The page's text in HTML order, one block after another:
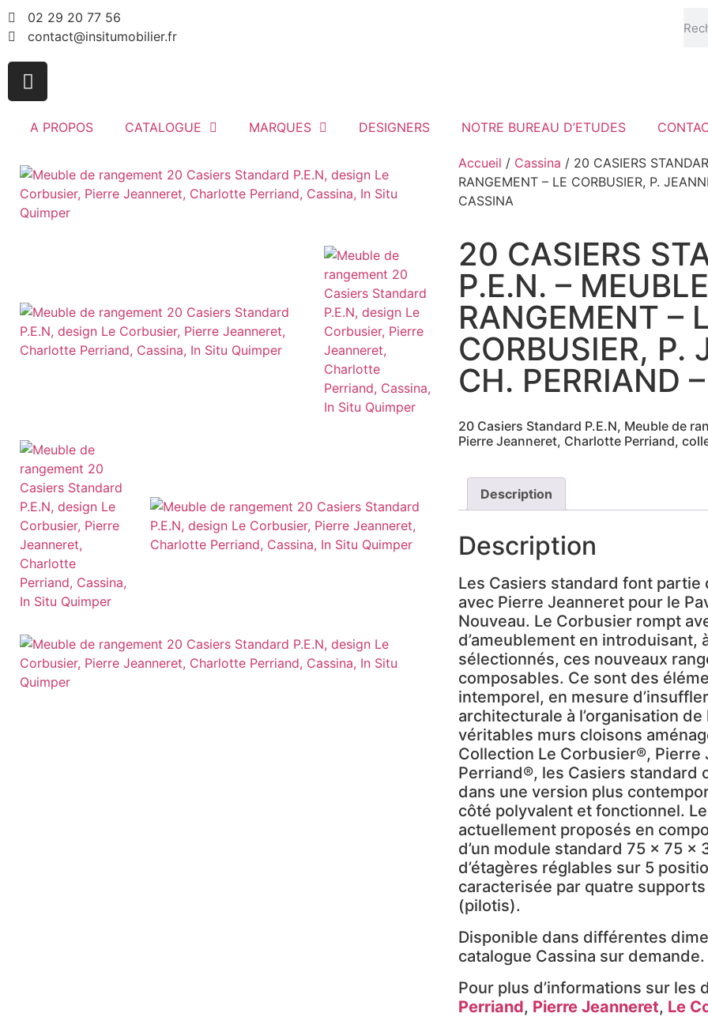
02 29 20 77 56
contact@insitumobilier.fr
A PROPOS CATALOGUE MARQUES DESIGNERS NOTRE BUREAU D’ETUDES
Accueil / Cassina / 20 CASIERS
RANGEMENT – LE CORBUSIER, P.
CASSINA
20 CASIERS
P.E.N. –
RANGEMENT –
CORBUSIER, P.
CH. PERRIAND
20 Casiers Standard P.E.N, Meuble de
Pierre Jeanneret, Charlotte Perriand,
Description
Description
Les Casiers standard font partie
avec Pierre Jeanneret pour le
Nouveau. Le Corbusier rompt
d’ameublement en introduisant,
sélectionnés, ces nouveaux
composables. Ce sont des
intemporel, en mesure
architecturale à l’organisation
véritables murs cloisons
Collection Le Corbusier®,
Perriand®, les Casiers standard
dans une version plus
côté polyvalent et fonctionnel.
actuellement proposés en
d’un module standard 75 x 75 x
d’étagères réglables sur 5
caracterisée par quatre
(pilotis).
Disponible dans différentes
catalogue Cassina sur demande.
Pour plus d’informations sur les
Perriand, Pierre Jeanneret, Le